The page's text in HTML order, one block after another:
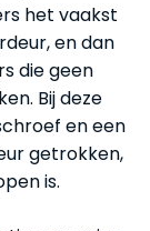
het vaakst
en dan
die geen
Bij deze
en een
getrokken,
is.